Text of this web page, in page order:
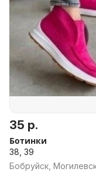
35 р.
Ботинки
38, 39
Бобруйск,